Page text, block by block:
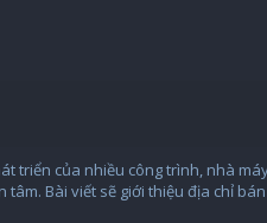
triển của nhiều công trình, nhà
Bài viết sẽ giới thiệu địa chỉ